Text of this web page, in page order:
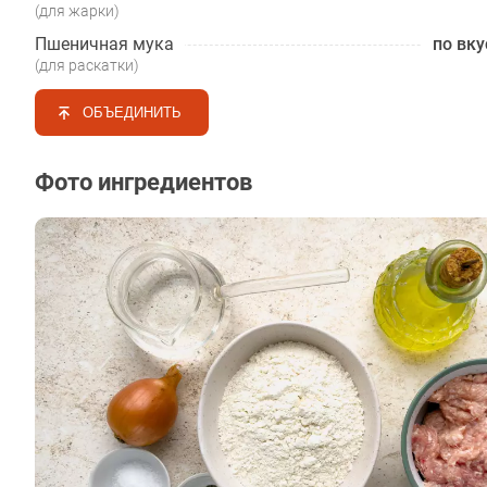
(для жарки)
Пшеничная мука по
(для раскатки)
ОБЪЕДИНИТЬ
Фото ингредиентов